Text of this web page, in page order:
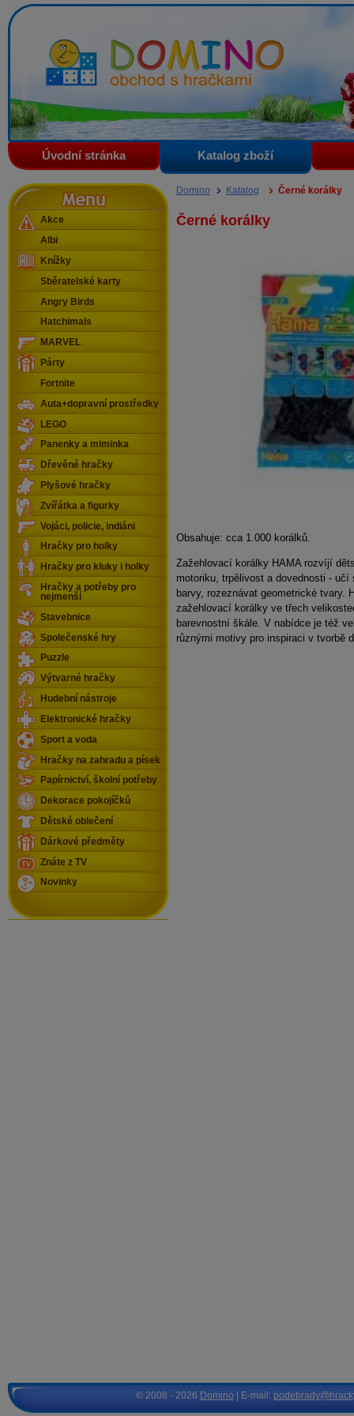
Domino - obchod s hračkami
Úvodní stránka Katalog zboží
Domino Katalog Černé korálky
Černé korálky
Obsahuje: cca 1.000 korálků.
Zažehlovací korálky HAMA rozvíjí
motoriku, trpělivost a dovednosti -
barvy, rozeznávat geometrické tvary.
zažehlovací korálky ve třech
barevnostní škále. V nabídce je též
různými motivy pro inspiraci v tvorbě
Menu
Akce
Albi
Knížky
Sběratelské karty
Angry Birds
Hatchimals
MARVEL
Párty
Fortnite
Auta+dopravní prostředky
LEGO
Panenky a miminka
Dřevěné hračky
Plyšové hračky
Zvířátka a figurky
Vojáci, policie, indiáni
Hračky pro holky
Hračky pro kluky i holky
Hračky a potřeby pro
nejmenší
Stavebnice
Společenské hry
Puzzle
Výtvarné hračky
Hudební nástroje
Elektronické hračky
Sport a voda
Hračky na zahradu a písek
Papírnictví, školní potřeby
Dekorace pokojíčků
Dětské oblečení
Dárkové předměty
Znáte z TV
Novinky
© 2008 - 2026 Domino | E-mail: